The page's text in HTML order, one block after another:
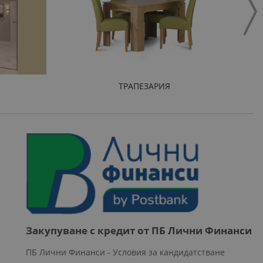
ТРАПЕЗАРИЯ
Закупуване с кредит от ПБ Лични Финанси
ПБ Лични Финанси - Условия за кандидатстване